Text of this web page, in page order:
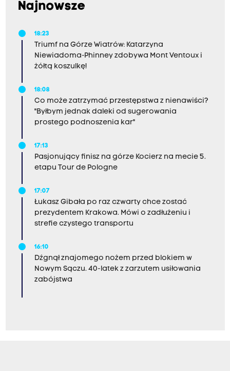
Najnowsze
18:23
Triumf na Górze Wiatrów: Katarzyna
Niewiadoma-Phinney zdobywa Mont Ventoux i
żółtą koszulkę!
18:08
Co może zatrzymać przestępstwa z nienawiści?
"Byłbym jednak daleki od sugerowania
prostego podnoszenia kar"
17:13
Pasjonujący finisz na górze Kocierz na mecie 5.
etapu Tour de Pologne
17:07
Łukasz Gibała po raz czwarty chce zostać
prezydentem Krakowa. Mówi o zadłużeniu i
strefie czystego transportu
16:10
Dźgnął znajomego nożem przed blokiem w
Nowym Sączu. 40-latek z zarzutem usiłowania
zabójstwa